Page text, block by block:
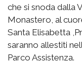
che si snoda dalla
Monastero, al
Santa Elisabetta
saranno allestiti
Parco Assistenza.